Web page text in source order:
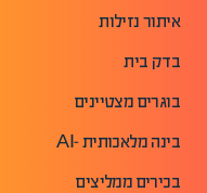
איתור נזילות
בדק בית
בוגרים מצטיינים
בינה מלאכותית -AI
בכירים ממליצים